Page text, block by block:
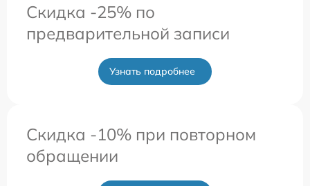
Скидка -25% по
предварительной записи
Узнать подробнее
Скидка -10% при повторном
обращении